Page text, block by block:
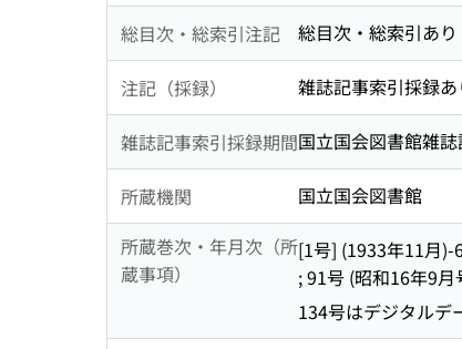
総目次・総索引注記 総目次・総索引あり
注記（採録） 雑誌記事索引採録あ
雑誌記事索引採録期間国立国会図書館雑
所蔵機関
国立国会図書館
所蔵巻次・年月次（所
蔵事項）
[1号] (1933年11月)-
; 91号 (昭和16年9
134号はデジタルデ